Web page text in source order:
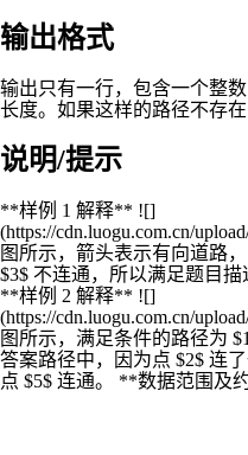
输出格式
输出只有一行，包含一个整
长度。如果这样的路径不存在
说明/提示
**样例 1 解释** ![]
(https://cdn.luogu.com.cn/
图所示，箭头表示有向道路
$3$ 不连通，所以满足题目描
**样例 2 解释** ![]
(https://cdn.luogu.com.cn/
图所示，满足条件的路径为
答案路径中，因为点 $2$ 连
点 $5$ 连通。 **数据范围及